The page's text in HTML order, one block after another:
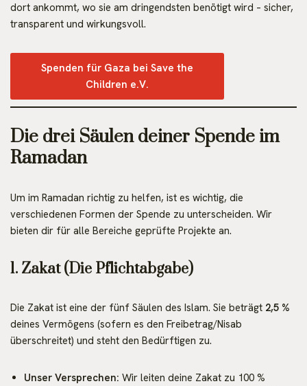
dort ankommt, wo sie am dringendsten benötigt wird – sicher,
transparent und wirkungsvoll.
Spenden für Gaza bei Save the
Children e.V.
Die drei Säulen deiner Spende im
Ramadan
Um im Ramadan richtig zu helfen, ist es wichtig, die
verschiedenen Formen der Spende zu unterscheiden. Wir
bieten dir für alle Bereiche geprüfte Projekte an.
1. Zakat (Die Pflichtabgabe)
Die Zakat ist eine der fünf Säulen des Islam. Sie beträgt 2,5 %
deines Vermögens (sofern es den Freibetrag/Nisab
überschreitet) und steht den Bedürftigen zu.
Unser Versprechen: Wir leiten deine Zakat zu 100 %